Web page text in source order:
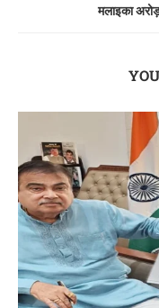
मलाइका